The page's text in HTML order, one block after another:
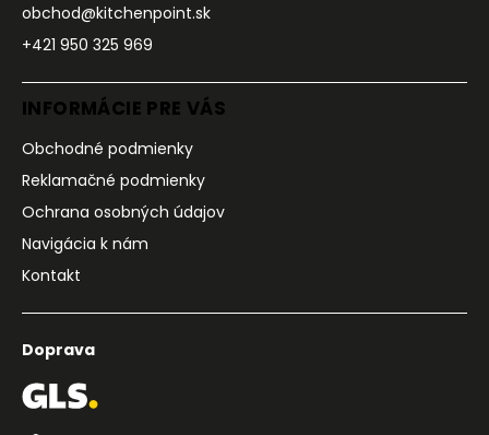
obchod@kitchenpoint.sk
+421 950 325 969
INFORMÁCIE PRE VÁS
Obchodné podmienky
Reklamačné podmienky
Ochrana osobných údajov
Navigácia k nám
Kontakt
Doprava